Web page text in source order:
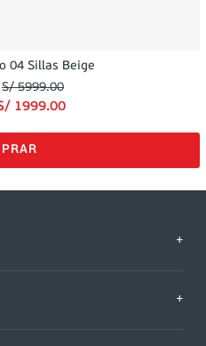
04 Sillas Beige
S/ 5999.00
1999.00
+
+